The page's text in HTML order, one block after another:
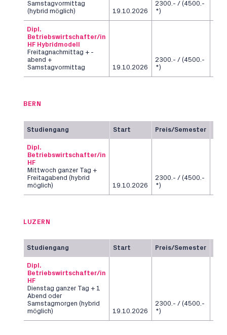
Samstagvormittag
(hybrid möglich)
19.10.2026
2300.- / (4500.-
*)
Dipl.
Betriebswirtschafter/in
HF Hybridmodell
Freitagnachmittag + -
abend +
Samstagvormittag
19.10.2026
2300.- / (4500.-
*)
BERN
Studiengang Start Preis/Semester
Dipl.
Betriebswirtschafter/in
HF
Mittwoch ganzer Tag +
Freitagabend (hybrid
möglich)
19.10.2026
2300.- / (4500.-
*)
LUZERN
Studiengang Start Preis/Semester
Dipl.
Betriebswirtschafter/in
HF
Dienstag ganzer Tag + 1
Abend oder
Samstagmorgen (hybrid
möglich)
19.10.2026
2300.- / (4500.-
*)